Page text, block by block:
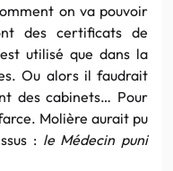
on va pouvoir
des certificats de
utilisé que dans la
Ou alors il faudrait
des cabinets… Pour
Molière aurait pu
: le Médecin puni